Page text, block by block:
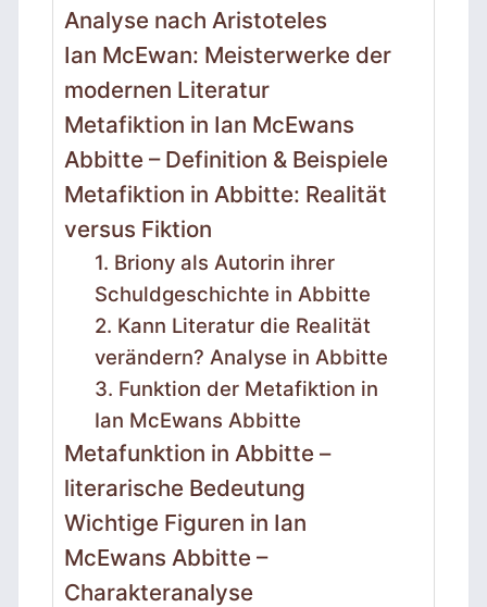
Analyse nach Aristoteles
Ian McEwan: Meisterwerke der
modernen Literatur
Metafiktion in Ian McEwans
Abbitte – Definition & Beispiele
Metafiktion in Abbitte: Realität
versus Fiktion
1. Briony als Autorin ihrer
Schuldgeschichte in Abbitte
2. Kann Literatur die Realität
verändern? Analyse in Abbitte
3. Funktion der Metafiktion in
Ian McEwans Abbitte
Metafunktion in Abbitte –
literarische Bedeutung
Wichtige Figuren in Ian
McEwans Abbitte –
Charakteranalyse